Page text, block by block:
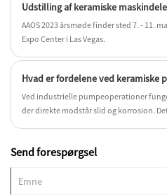
Udstilling af keramiske
AAOS 2023 årsmøde finder sted 7. - 11.
Expo Center i Las Vegas.
Ved industrielle pumpeoperationer
der direkte modstår slid og korrosion.
blevet den foretrukne opgradering i
energiproduktion, på grund af deres
Send forespørgsel